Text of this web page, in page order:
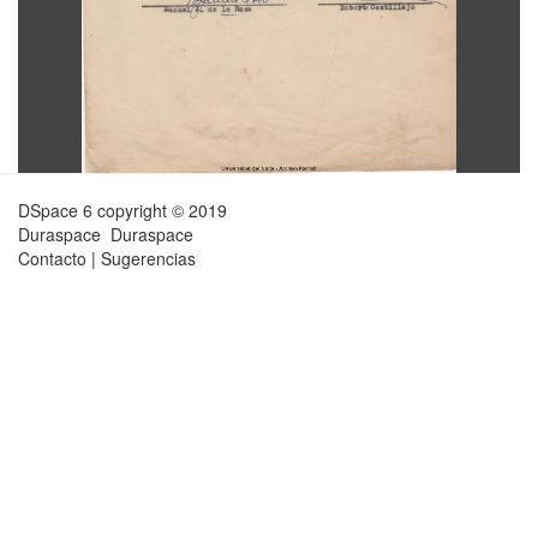
DSpace 6 copyright © 2019
Duraspace Duraspace
Contacto | Sugerencias